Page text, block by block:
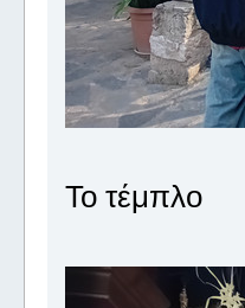
Το τέμπλο